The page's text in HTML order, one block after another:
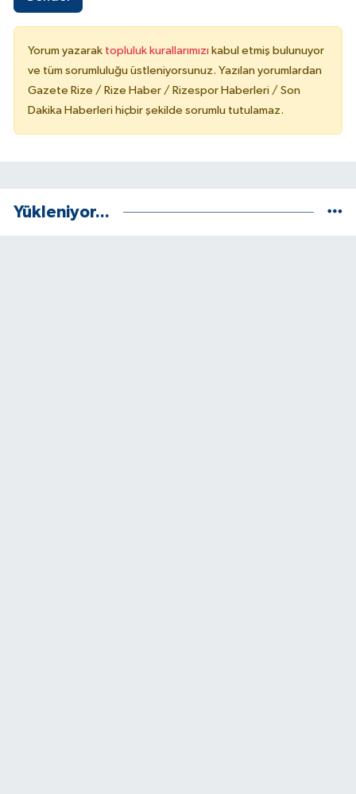
Yorum yazarak topluluk kurallarımızı kabul etmiş bulunuyor
ve tüm sorumluluğu üstleniyorsunuz. Yazılan yorumlardan
Gazete Rize / Rize Haber / Rizespor Haberleri / Son
Dakika Haberleri hiçbir şekilde sorumlu tutulamaz.
Yükleniyor...